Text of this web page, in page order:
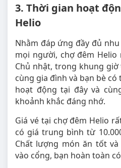
3. Thời gian hoạt
Helio
Nhằm đáp ứng đầy đủ
mọi người, chợ đêm
Chủ nhật, trong khung giờ
cùng gia đình và bạn bè
hoạt động tại đây và
khoảnh khắc đáng nhớ.
Giá vé tại chợ đêm Helio
có giá trung bình từ
Chất lượng món ăn tốt
vào cổng, bạn hoàn toàn